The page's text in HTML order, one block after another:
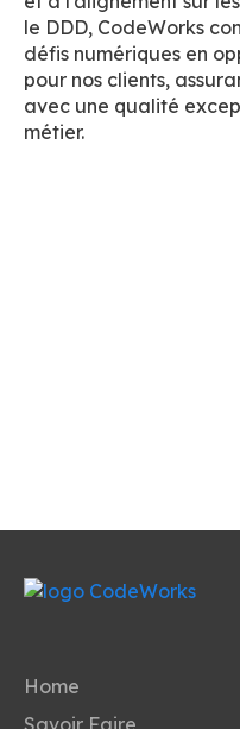
le DDD, CodeWorks
défis numériques en
pour nos clients,
avec une qualité
métier.
Home
Savoir Faire